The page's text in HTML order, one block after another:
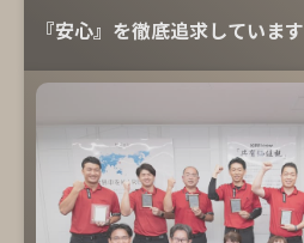
『安心』を徹底追求しています